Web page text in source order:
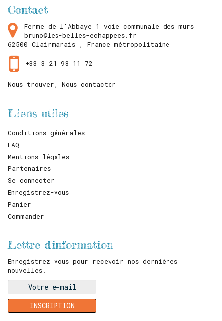
Contact
Ferme de l'Abbaye 1 voie communale des murs
bruno@les-belles-echappees.fr
62500 Clairmarais , France métropolitaine
+33 3 21 98 11 72
Nous trouver, Nous contacter
Liens utiles
Conditions générales
FAQ
Mentions légales
Partenaires
Se connecter
Enregistrez-vous
Panier
Commander
Lettre d'information
Enregistrez vous pour recevoir nos dernières
nouvelles.
Adresse
e-
mail
INSCRIPTION